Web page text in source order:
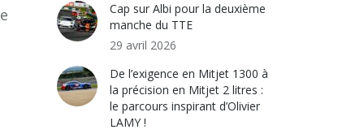
Cap sur Albi pour la deuxième
manche du TTE
29 avril 2026
De l’exigence en Mitjet 1300 à
la précision en Mitjet 2 litres :
le parcours inspirant d’Olivier
LAMY !